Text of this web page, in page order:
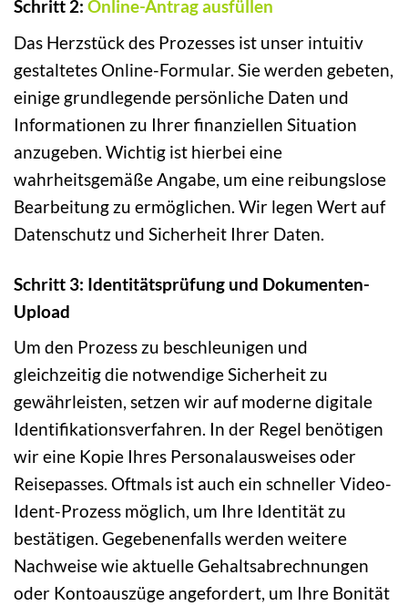
Schritt 2: Online-Antrag ausfüllen
Das Herzstück des Prozesses ist unser intuitiv
gestaltetes Online-Formular. Sie werden gebeten,
einige grundlegende persönliche Daten und
Informationen zu Ihrer finanziellen Situation
anzugeben. Wichtig ist hierbei eine
wahrheitsgemäße Angabe, um eine reibungslose
Bearbeitung zu ermöglichen. Wir legen Wert auf
Datenschutz und Sicherheit Ihrer Daten.
Schritt 3: Identitätsprüfung und Dokumenten-
Upload
Um den Prozess zu beschleunigen und
gleichzeitig die notwendige Sicherheit zu
gewährleisten, setzen wir auf moderne digitale
Identifikationsverfahren. In der Regel benötigen
wir eine Kopie Ihres Personalausweises oder
Reisepasses. Oftmals ist auch ein schneller Video-
Ident-Prozess möglich, um Ihre Identität zu
bestätigen. Gegebenenfalls werden weitere
Nachweise wie aktuelle Gehaltsabrechnungen
oder Kontoauszüge angefordert, um Ihre Bonität